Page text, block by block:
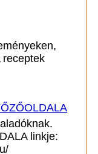
receptek
linkje: